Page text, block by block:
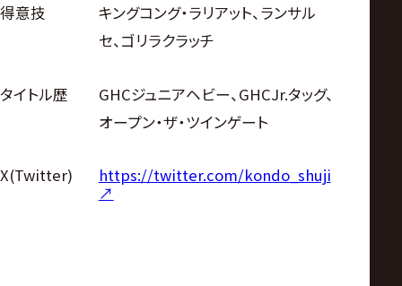
得意技
キングコング・ラリアット、ランサル
セ、ゴリラクラッチ
タイトル歴
GHCジュニアヘビー、GHCJr.タッグ、
オープン・ザ・ツインゲート
X(Twitter)
https://twitter.com/kondo_shuji
↗︎